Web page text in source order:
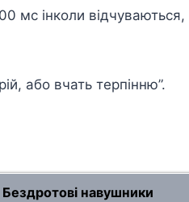
мс інколи відчуваються,
або вчать терпінню”.
Бездротові навушники